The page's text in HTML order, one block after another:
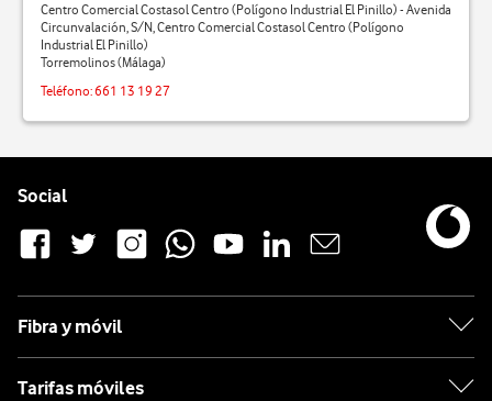
Nerja
Rincón De La Victoria
Centro Comercial Costasol Centro (Polígono Industrial El Pinillo) - Avenida
Circunvalación, S/N, Centro Comercial Costasol Centro (Polígono
Industrial El Pinillo)
Torremolinos (Málaga)
Teléfono:661 13 19 27
Social
Fibra y móvil
Tarifas móviles